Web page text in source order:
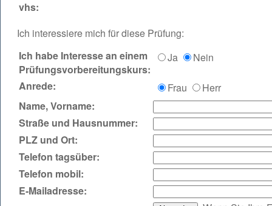
vhs:
Ich interessiere mich für diese Prüfung:
Ich habe Interesse an einem
Prüfungsvorbereitungskurs:
Ja Nein
Anrede: Frau
Herr
Name, Vorname:
Straße und Hausnummer:
PLZ und Ort:
Telefon tagsüber:
Telefon mobil:
E‑Mailadresse: